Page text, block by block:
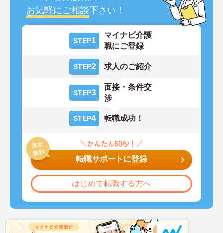
お気軽にご相談下さい！
STEP1
マイナビ介護
職にご登録
STEP2 求人のご紹介
STEP3
面接・条件交
渉
STEP4 転職成功！
転職サポートに登録
はじめて転職する方へ